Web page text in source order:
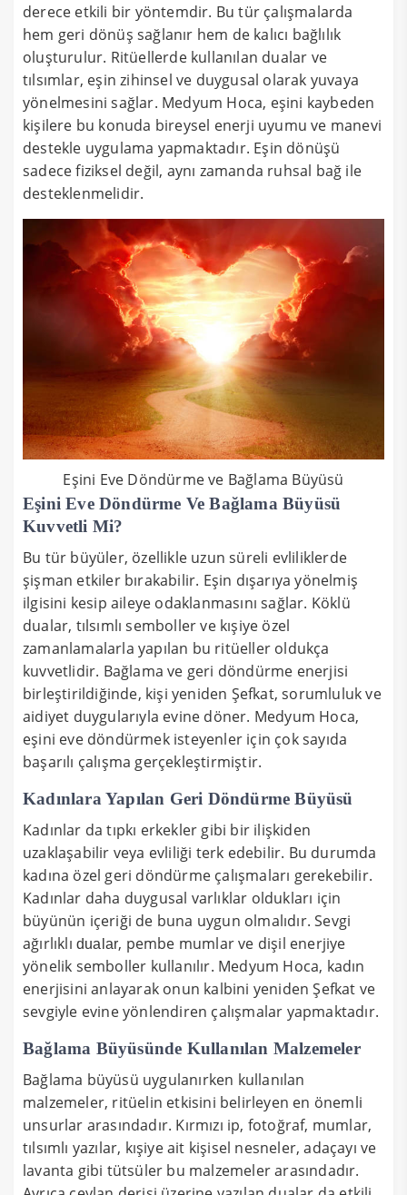
derece etkili bir yöntemdir. Bu tür çalışmalarda
hem geri dönüş sağlanır hem de kalıcı bağlılık
oluşturulur. Ritüellerde kullanılan dualar ve
tılsımlar, eşin zihinsel ve duygusal olarak yuvaya
yönelmesini sağlar. Medyum Hoca, eşini kaybeden
kişilere bu konuda bireysel enerji uyumu ve manevi
destekle uygulama yapmaktadır. Eşin dönüşü
sadece fiziksel değil, aynı zamanda ruhsal bağ ile
desteklenmelidir.
Eşini Eve Döndürme ve Bağlama Büyüsü
Eşini Eve Döndürme Ve Bağlama Büyüsü
Kuvvetli Mi?
Bu tür büyüler, özellikle uzun süreli evliliklerde
şişman etkiler bırakabilir. Eşin dışarıya yönelmiş
ilgisini kesip aileye odaklanmasını sağlar. Köklü
dualar, tılsımlı semboller ve kışiye özel
zamanlamalarla yapılan bu ritüeller oldukça
kuvvetlidir. Bağlama ve geri döndürme enerjisi
birleştirildiğinde, kişi yeniden Şefkat, sorumluluk ve
aidiyet duygularıyla evine döner. Medyum Hoca,
eşini eve döndürmek isteyenler için çok sayıda
başarılı çalışma gerçekleştirmiştir.
Kadınlara Yapılan Geri Döndürme Büyüsü
Kadınlar da tıpkı erkekler gibi bir ilişkiden
uzaklaşabilir veya evliliği terk edebilir. Bu durumda
kadına özel geri döndürme çalışmaları gerekebilir.
Kadınlar daha duygusal varlıklar oldukları için
büyünün içeriği de buna uygun olmalıdır. Sevgi
ağırlıklıdualar, pembe mumlar ve dişil enerjiye
yönelik semboller kullanılır. Medyum Hoca, kadın
enerjisini anlayarak onun kalbini yeniden Şefkat ve
sevgiyle evine yönlendiren çalışmalar yapmaktadır.
Bağlama Büyüsünde Kullanılan Malzemeler
Bağlama büyüsü uygulanırken kullanılan
malzemeler, ritüelin etkisini belirleyen en önemli
unsurlar arasındadır. Kırmızı ip, fotoğraf, mumlar,
tılsımlı yazılar, kışiye ait kişisel nesneler, adaçayı ve
lavanta gibi tütsüler bu malzemeler arasındadır.